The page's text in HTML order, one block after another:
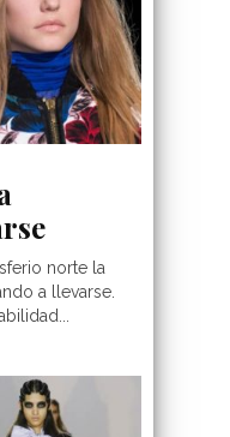
norte la
a llevarse.